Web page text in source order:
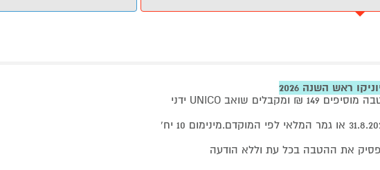
ראש השנה 2026
רוכשים ממגוון שואבי האבק שמשתתפים בהטבה מוסיפים 149 ₪ ומקבלים שואב UNICO ידני
בתוקף באתר החל מיום 20.7.2026 ועד ליום 31.8.2026 או גמר המלאי לפי המוקדם.מינימום 10 יח'
את ההטבה בכל עת וללא הודעה